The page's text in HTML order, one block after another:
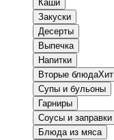
Каши
Закуски
Десерты
Выпечка
Напитки
Вторые блюдаХит
Супы и бульоны
Гарниры
Соусы и заправки
Блюда из мяса